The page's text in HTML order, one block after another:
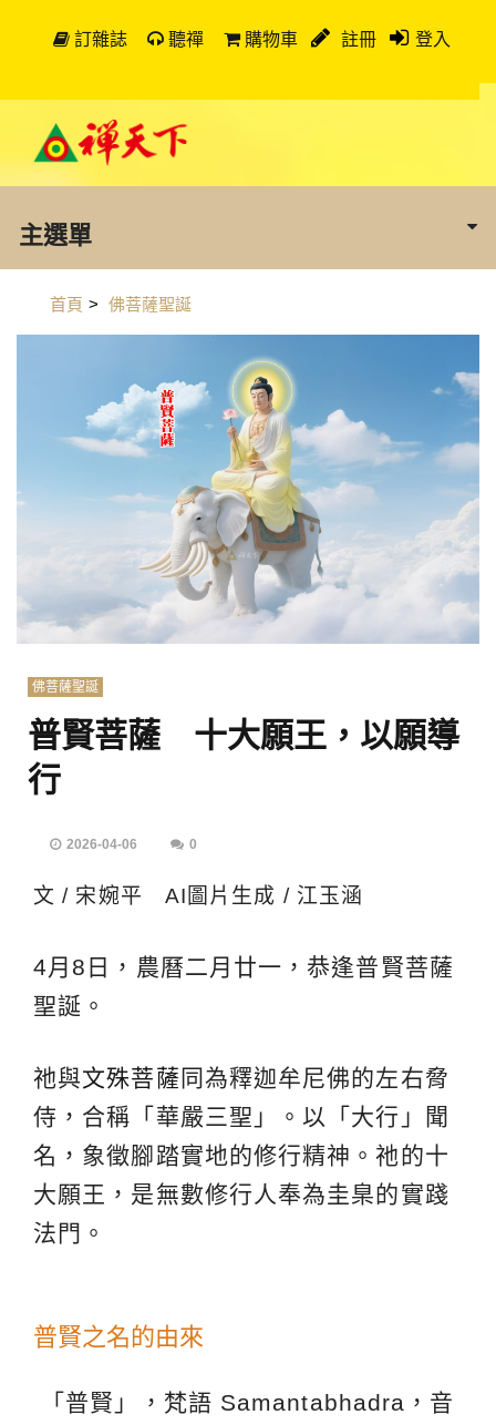
訂雜誌 聽禪 購物車 註冊 登入
主選單
首頁 > 佛菩薩聖誕
佛菩薩聖誕
普賢菩薩 十大願王，以願導
行
2026-04-06 0
文 / 宋婉平 AI圖片生成 / 江玉涵
4月8日，農曆二月廿一，恭逢普賢菩薩
聖誕。
祂與文殊菩薩 同為釋迦牟尼佛的左右脅
侍，合稱「華嚴三聖」。以「大行」聞
名，象徵腳踏實地的修行精神。祂的十
大願王，是無數修行人奉為圭臬的實踐
法門。
普賢之名的由來
「普賢」，梵語 Samantabhadra，音